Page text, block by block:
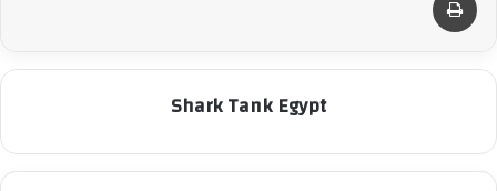
Shark Tank Egypt